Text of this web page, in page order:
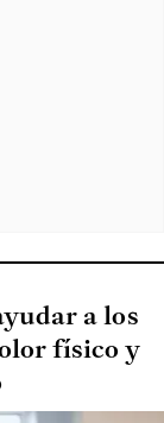
a los
físico y